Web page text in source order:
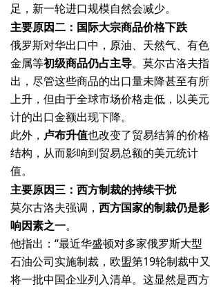
足，新一轮进口规模自然会减少。
主要原因二：国际大宗商品价格下跌
俄罗斯对华出口中，原油、天然气、有色
金属等初级商品仍占主导。莫尔古洛夫指
出，尽管这些商品的出口量未降甚至有所
上升，但由于全球市场价格走低，以美元
计的出口金额出现下降。
此外， 卢布升值也改变了贸易结算的价格
结构，从而影响到贸易总额的美元统计
值。
主要原因三：西方制裁的持续干扰
莫尔古洛夫强调， 西方国家的制裁仍是影
响因素之一。
他指出：“最近华盛顿对多家俄罗斯大型
石油公司实施制裁，欧盟第19轮制裁中又
将一批中国企业列入清单。这显然是西方